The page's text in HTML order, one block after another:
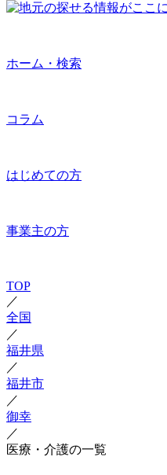
ホーム・検索
コラム
はじめての方
事業主の方
TOP
／
全国
／
福井県
／
福井市
／
御幸
／
医療・介護の一覧